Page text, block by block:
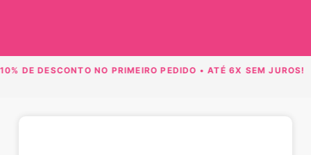
DE DESCONTO NO PRIMEIRO PEDIDO • ATÉ 6X SEM JUROS!